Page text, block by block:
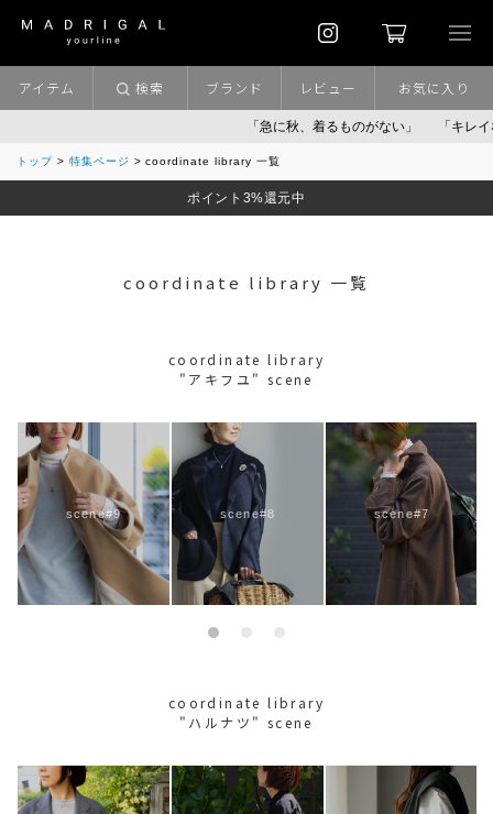
「急に秋、着るものがない」 「キレイなニ
アイテム 検索 ブランド レビュー お気に入り
トップ 特集ページ coordinate library 一覧
ポイント3%還元中
coordinate library 一覧
coordinate library
"アキフユ" scene
scene#9 scene#8 scene#7
coordinate library
"ハルナツ" scene